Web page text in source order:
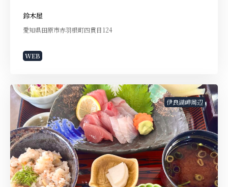
鈴木屋
愛知県田原市赤羽根町四貫目124
WEB
伊良湖岬周辺